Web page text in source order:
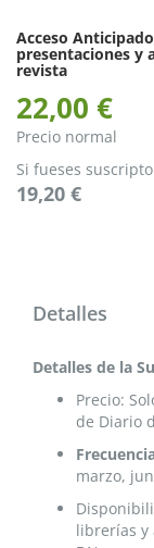
Acceso
presentaciones y
revista
22,00 €
Precio normal
Si fueses
19,20 €
Detalles
Detalles de la
Precio:
de Diario
marzo,
librerías y